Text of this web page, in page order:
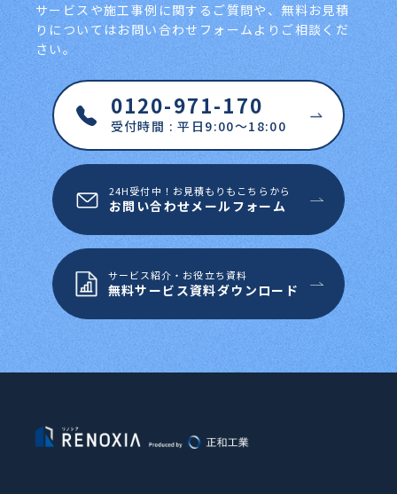
サービスや施工事例に関するご質問や、無料お見積
りについてはお問い合わせフォームよりご相談くだ
さい。
0120-971-170
受付時間 : 平日9:00～18:00
24H受付中！お見積もりもこちらから
お問い合わせメールフォーム
サービス紹介・お役立ち資料
無料サービス資料ダウンロード